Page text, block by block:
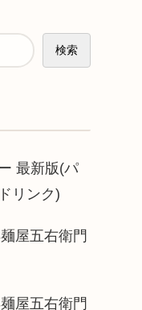
検索
最新版(パ
リンク)
屋五右衛門
屋五右衛門